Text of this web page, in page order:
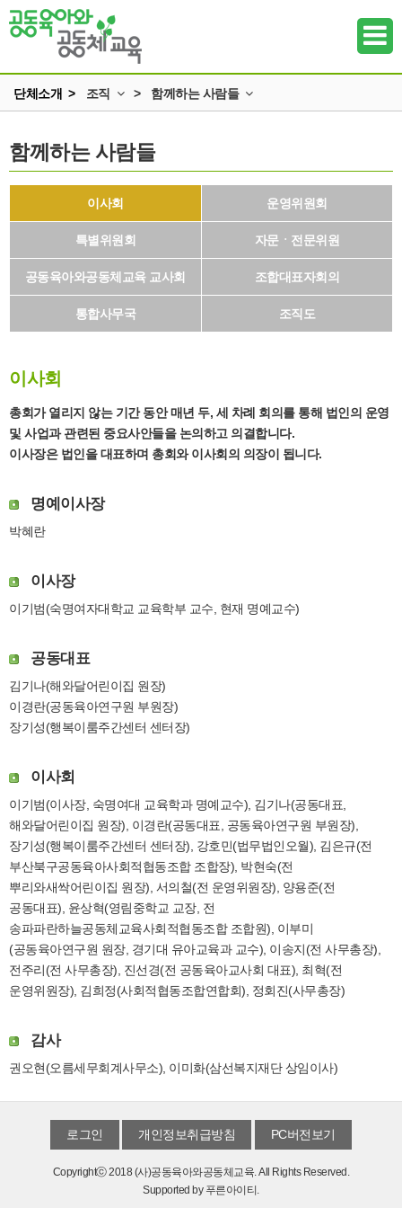
하위메뉴
하위메뉴
하위메뉴
단체소개 > 조직 >
미션과 비전
조직
각종신청
찾아오시는 길
함께하는 사람들
부설/위탁기관
함께하는 사람들
이사회 운영위원회
특별위원회 자문ㆍ전문위원
공동육아와공동체교육 교사회 조합대표자회의
통합사무국 조직도
이사회
총회가 열리지 않는 기간 동안 매년 두, 세 차례 회의를 통해 법인의 운영
및 사업과 관련된 중요사안들을 논의하고 의결합니다.
이사장은 법인을 대표하며 총회와 이사회의 의장이 됩니다.
명예이사장
박혜란
이사장
이기범(숙명여자대학교 교육학부 교수, 현재 명예교수)
공동대표
김기나(해와달어린이집 원장)
이경란(공동육아연구원 부원장)
장기성(행복이룸주간센터 센터장)
이사회
이기범(이사장, 숙명여대 교육학과 명예교수), 김기나(공동대표,
해와달어린이집 원장), 이경란(공동대표, 공동육아연구원 부원장),
장기성(행복이룸주간센터 센터장), 강호민(법무법인오월), 김은규(전
부산북구공동육아사회적협동조합 조합장), 박현숙(전
뿌리와새싹어린이집 원장), 서의철(전 운영위원장), 양용준(전
공동대표), 윤상혁(영림중학교 교장, 전
송파파란하늘공동체교육사회적협동조합 조합원), 이부미
(공동육아연구원 원장, 경기대 유아교육과 교수), 이송지(전 사무총장),
전주리(전 사무총장), 진선경(전 공동육아교사회 대표), 최혁(전
운영위원장), 김희정(사회적협동조합연합회), 정회진(사무총장)
감사
권오현(오름세무회계사무소), 이미화(삼선복지재단 상임이사)
로그인 개인정보취급방침 PC버전보기
Copyrightⓒ 2018 (사)공동육아와공동체교육. All Rights Reserved.
Supported by 푸른아이티.